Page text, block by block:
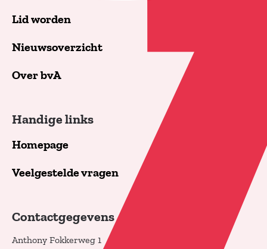
Lid worden
Nieuwsoverzicht
Over bvA
Handige links
Homepage
Veelgestelde vragen
Contactgegevens
Anthony Fokkerweg 1